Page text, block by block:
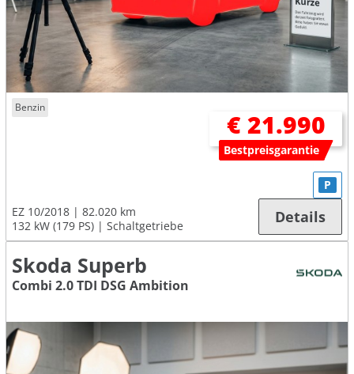
Benzin
€ 21.990
Bestpreisgarantie
EZ 10/2018
82.020 km
132 kW (179 PS)
Schaltgetriebe
P
Details
Skoda Superb
Combi 2.0 TDI DSG Ambition